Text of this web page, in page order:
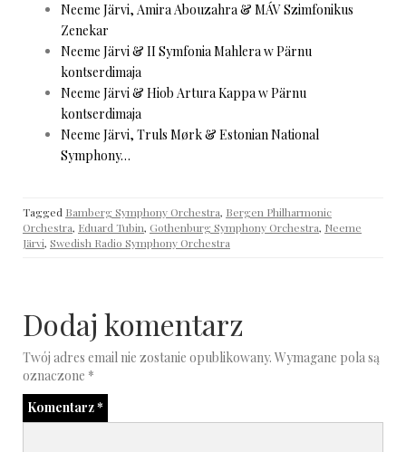
Neeme Järvi, Amira Abouzahra & MÁV Szimfonikus
Zenekar
Neeme Järvi & II Symfonia Mahlera w Pärnu
kontserdimaja
Neeme Järvi & Hiob Artura Kappa w Pärnu
kontserdimaja
Neeme Järvi, Truls Mørk & Estonian National
Symphony…
Tagged Bamberg Symphony Orchestra, Bergen Philharmonic
Orchestra, Eduard Tubin, Gothenburg Symphony Orchestra, Neeme
Järvi, Swedish Radio Symphony Orchestra
Dodaj komentarz
Twój adres email nie zostanie opublikowany. Wymagane pola są
oznaczone *
Komentarz*